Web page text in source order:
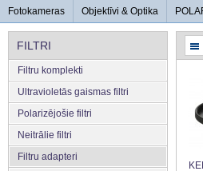
Fotokameras Objektīvi & Optika
FILTRI
Filtru komplekti
Ultravioletās gaismas filtri
Polarizējošie filtri
Neitrālie filtri
Filtru adapteri